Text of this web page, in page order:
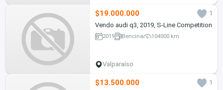
$19.000.000
1
Vendo audi q3, 2019, S-Line Competition
2019 Bencina 104000 km
Valparaíso
$13.500.000
1